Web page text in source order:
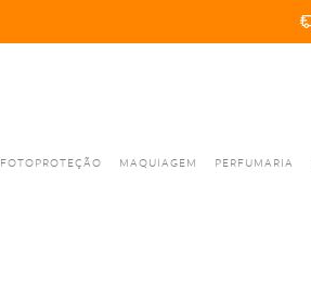
FOTOPROTEÇÃO MAQUIAGEM PERFUMARIA